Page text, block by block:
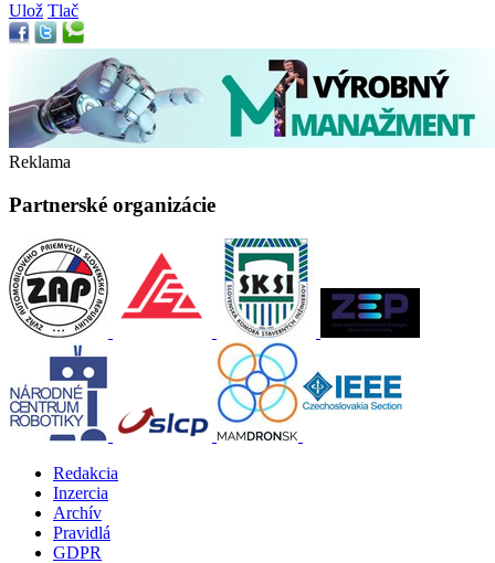
Ulož Tlač
Reklama
Partnerské organizácie
Redakcia
Inzercia
Archív
Pravidlá
GDPR